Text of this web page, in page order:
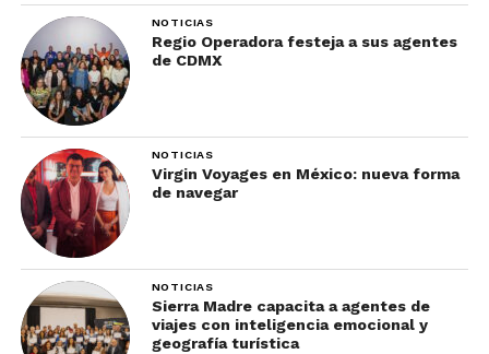
NOTICIAS
Regio Operadora festeja a sus agentes
de CDMX
NOTICIAS
Virgin Voyages en México: nueva forma
de navegar
NOTICIAS
Sierra Madre capacita a agentes de
viajes con inteligencia emocional y
geografía turística